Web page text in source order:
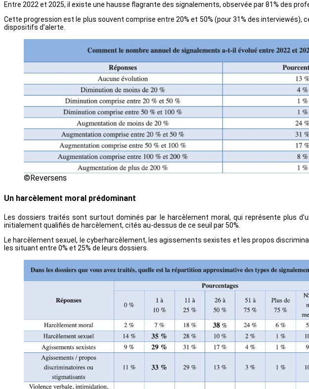
Entre 2022 et 2025, il existe une hausse flagrante des signalements, observée par 81% des
Cette progression est le plus souvent comprise entre 20% et 50% (pour 31% des
dispositifs d’alerte.
©Reversens
Un harcèlement moral prédominant
Les dossiers traités sont surtout dominés par le harcèlement moral, qui représente plus
initialement qualifiés de harcèlement, cités au-dessus de ce seuil par 50%.
Le harcèlement sexuel, le cyberharcèlement, les agissements sexistes et les propos
les situant entre 0% et 25% de leurs dossiers.